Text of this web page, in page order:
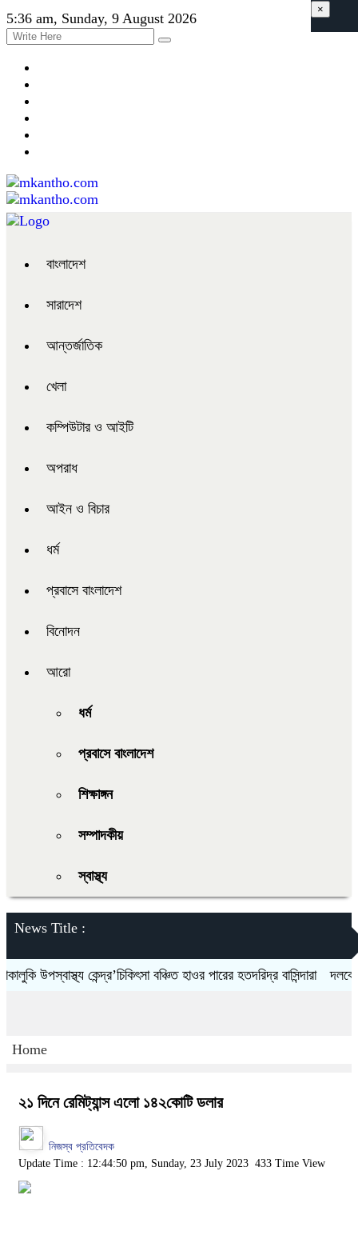
5:36 am, Sunday, 9 August 2026
বাংলাদেশ
সারাদেশ
আন্তর্জাতিক
খেলা
কম্পিউটার ও আইটি
অপরাধ
আইন ও বিচার
ধর্ম
প্রবাসে বাংলাদেশ
বিনোদন
আরো
ধর্ম
প্রবাসে বাংলাদেশ
শিক্ষাঙ্গন
সম্পাদকীয়
স্বাস্থ্য
News Title :
উপস্বাস্থ্য কেন্দ্র’চিকিৎসা বঞ্চিত হাওর পারের হতদরিদ্র বাসিন্দারা দলকে
×
Home
২১ দিনে রেমিট্যান্স এলো ১৪২কোটি ডলার
নিজস্ব প্রতিবেদক
Update Time : 12:44:50 pm, Sunday, 23 July 2023 433 Time View